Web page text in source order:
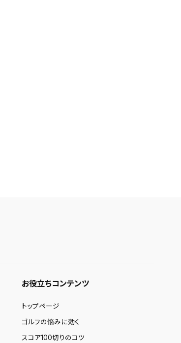
お役立ちコンテンツ
トップページ
ゴルフの悩みに効く
スコア100切りのコツ